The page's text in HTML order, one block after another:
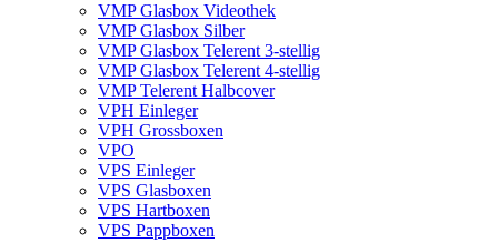
VMP Glasbox Videothek
VMP Glasbox Silber
VMP Glasbox Telerent 3-stellig
VMP Glasbox Telerent 4-stellig
VMP Telerent Halbcover
VPH Einleger
VPH Grossboxen
VPO
VPS Einleger
VPS Glasboxen
VPS Hartboxen
VPS Pappboxen